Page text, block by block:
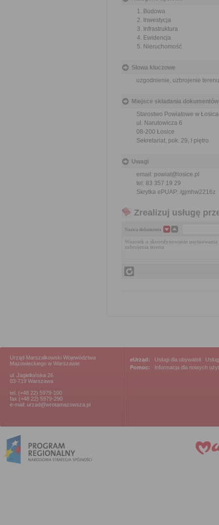
Budowa
Inwestycja
Infrastruktura
Ewidencja
Nieruchomość
Słowa kluczowe
uzgodnienie, uzbrojenie terenu
Miejsce składania dokumentów
Starostwo Powiatowe w
ul. Narutowicza 6
08-200 Łosice
Sekretariat, pok. 29, I piętro
Uwagi
email: powiat@losice.pl
tel: 83 357 19 29
Skrytka ePUAP: /gjmhw2216z
Zrealizuj usługę
Nazwa dokumentu
Wniosek o skoordynowanie
uzbrojenia terenu
Urząd Marszałkowski Województwa
Mazowieckiego w Warszawie
ul. Jagiellońska 26
03-719 Warszawa
tel. (+48 22) 5979-100
fax (+48 22) 5979-290
e-mail: urzad@wrotamazowsza.pl
eUrząd: Usługi dla obywateli
Pomoc:
Informacja dla nowych